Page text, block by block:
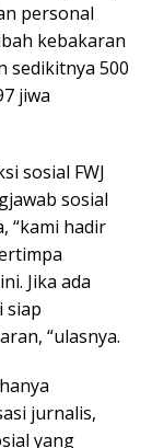
personal
kebakaran
sedikitnya 500
jiwa
sosial FWJ
sosial
“kami hadir
Jika ada
siap
“ulasnya.
jurnalis,
yang